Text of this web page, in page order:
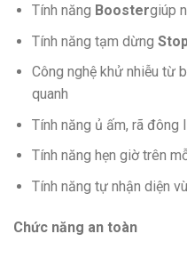
Tính năng Boostergiúp
Tính năng tạm dừng
Công nghệ khử nhiễu từ
quanh
Tính năng ủ ấm, rã đông
Tính năng hẹn giờ trên
Tính năng tự nhận diện
Chức năng an toàn